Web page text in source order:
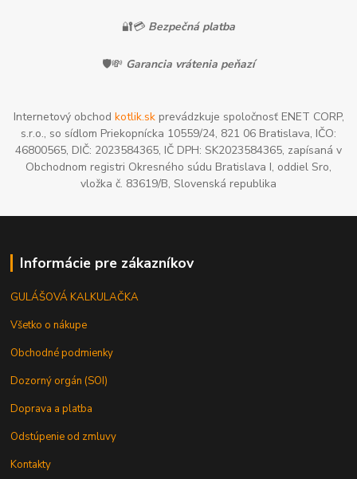
🔐💳 Bezpečná platba
🛡️💸 Garancia vrátenia peňazí
Internetový obchod kotlik.skprevádzkuje spoločnosť ENET CORP,
s.r.o., so sídlom Priekopnícka 10559/24, 821 06 Bratislava, IČO:
46800565, DIČ: 2023584365, IČ DPH: SK2023584365, zapísaná v
Obchodnom registri Okresného súdu Bratislava I, oddiel Sro,
vložka č. 83619/B, Slovenská republika
Informácie pre zákazníkov
GULÁŠOVÁ KALKULAČKA
Všetko o nákupe
Obchodné podmienky
Dozorný orgán (SOI)
Doprava a platba
Odstúpenie od zmluvy
Kontakty